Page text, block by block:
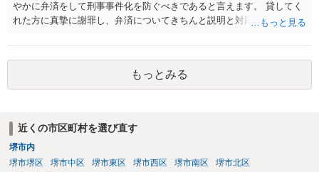
やかに弁済をして刑事事件化を防ぐべきであると言えます。 貸してく
れた方に真摯に謝罪し、弁済についてきちんと説明と対応を行ってい
もっとみる
近くの市区町村を選び直す
堺市内
堺市堺区
堺市中区 堺市東区 堺市西区 堺市南区
堺市北区